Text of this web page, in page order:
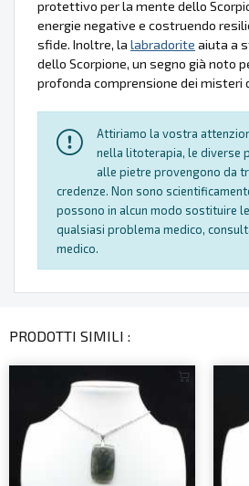
protettivo per la mente dello
energie negative e costruendo
sfide. Inoltre, la labradorite aiuta a
dello Scorpione, un segno già noto
profonda comprensione dei misteri
Attiriamo la vostra
nella litoterapia, le diverse
alle pietre provengono da
credenze. Non sono
possono in alcun modo sostituire
qualsiasi problema medico,
medico.
PRODOTTI SIMILI :